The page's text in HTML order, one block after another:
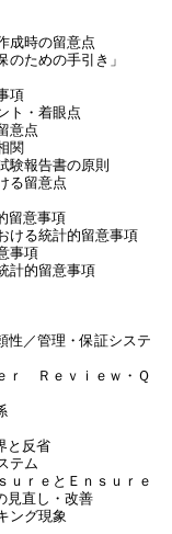
時の留意点
ための手引き」
項
・着眼点
意点
関
報告書の原則
留意点
留意事項
る統計的留意事項
事項
計的留意事項
／管理・保証システ
Ｒｅｖｉｅｗ・Ｑ
と反省
テム
ｒｅとＥｎｓｕｒｅ
直し・改善
グ現象